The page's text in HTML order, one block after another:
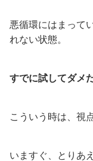
悪循環にはまって
れない状態。
すでに試してダメ
こういう時は、視
いますぐ、とりあ